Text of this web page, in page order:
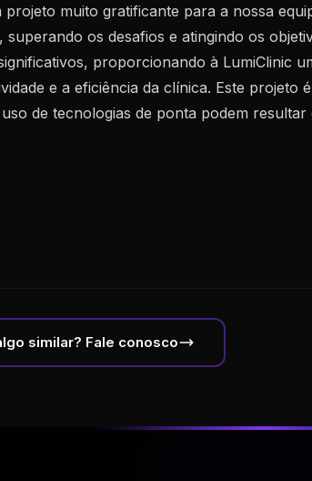
projeto muito gratificante para a nossa
superando os desafios e atingindo os
proporcionando à LumiClinic
e a eficiência da clínica. Este projeto
de tecnologias de ponta podem resultar
similar? Fale conosco